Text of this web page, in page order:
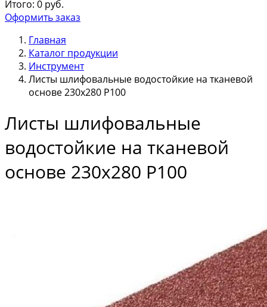
Итого: 0 руб.
Оформить заказ
Главная
Каталог продукции
Инструмент
Листы шлифовальные водостойкие на тканевой
основе 230х280 Р100
Листы шлифовальные
водостойкие на тканевой
основе 230х280 Р100